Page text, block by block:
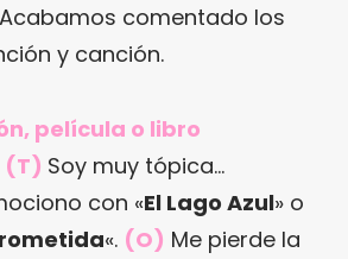
comentado los
y canción.
película o libro
(T) Soy muy tópica…
con «El Lago Azul» o
«. (O) Me pierde la